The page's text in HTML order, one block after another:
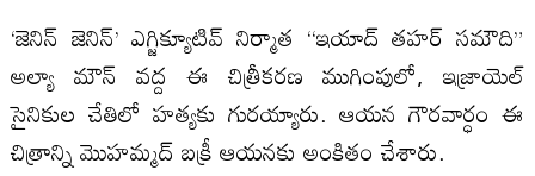
‘జెనిన్ జెనిన్’ ఎగ్జిక్యూటివ్ నిర్మాత “ఇయాద్ తహర్ సమౌది”
అల్యా మౌన్ వద్ద ఈ చిత్రీకరణ ముగింపులో, ఇజ్రాయెల్
సైనికుల చేతిలో హత్యకు గురయ్యారు. ఆయన గౌరవార్ధం ఈ
చిత్రాన్ని మొహమ్మద్ బక్రీ ఆయనకు అంకితం చేశారు.